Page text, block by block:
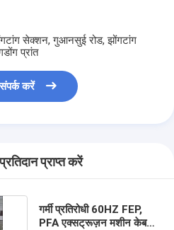
सेक्शन, गुआनसुई रोड, झोंगटांग
प्रांत
करें
प्राप्त करें
गर्मी प्रतिरोधी 60HZ FEP,
PFA एक्सट्रूज़न मशीन केबल